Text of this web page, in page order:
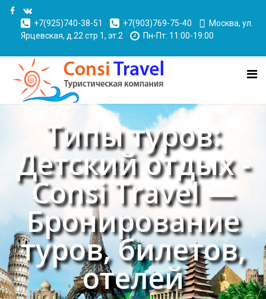
+7(925)740-38-51 +7(903)769-75-40
Москва, ул.
Ярцевская, д.22 стр 1, эт.2
Пн-Пт: 11:00-19:00
Типы туров:
Детский отдых -
Consi Travel —
Бронирование
туров, билетов,
отелей